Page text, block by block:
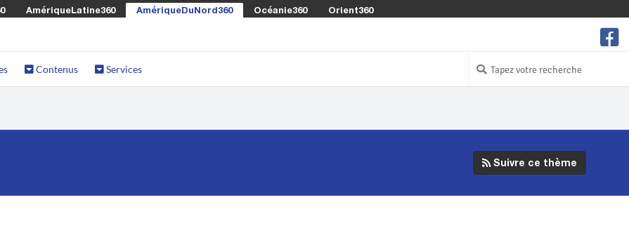
AmériqueLatine360 AmériqueDuNord360 Océanie360 Orient360
Contenus Services
Suivre ce thème